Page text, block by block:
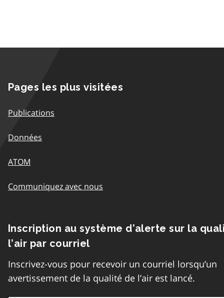
Pages les plus visitées
Publications
Données
ATOM
Communiquez avec nous
Inscription au système d’alerte sur la
l’air par courriel
Inscrivez-vous pour recevoir un courriel lorsqu’un
avertissement de la qualité de l’air est lancé.